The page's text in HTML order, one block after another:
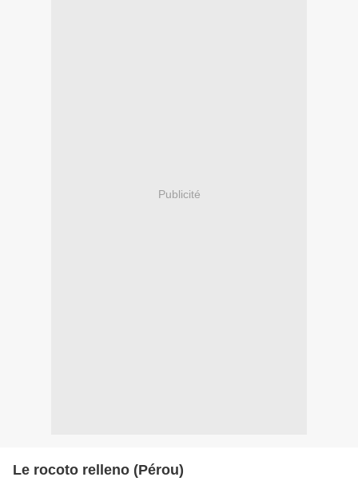
Publicité
Le rocoto relleno (Pérou)